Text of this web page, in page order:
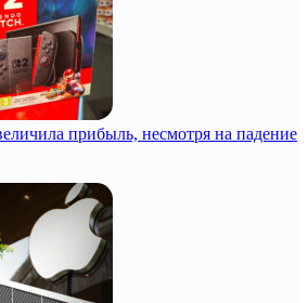
прибыль, несмотря на падение